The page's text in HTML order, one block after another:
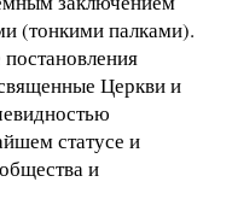
(тонкими палками).
Церкви и
статусе и
и